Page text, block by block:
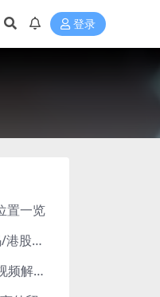
登录
置一览
海外股票交易源码/港股泰股/美股源码/印度股源码/马拉西亚股票源码/国际股票配资
2024 抖音快手短视频解析去水印php源码